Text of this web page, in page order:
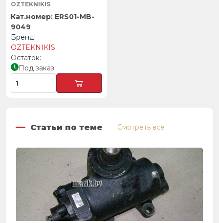
OZTEKNIKIS
ERS01-MB-
9049
OZTEKNIKIS
-
Под заказ
Статьи по теме Смотреть все